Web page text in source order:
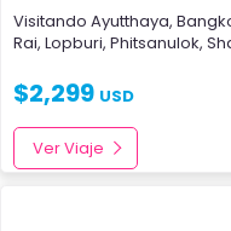
Visitando Ayutthaya,
Rai, Lopburi, Phitsanulok,
$2,299 USD
Ver Viaje